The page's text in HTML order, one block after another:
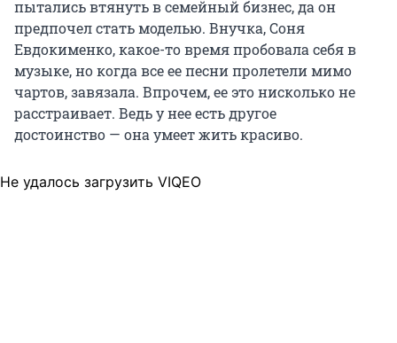
пытались втянуть в семейный бизнес, да он
предпочел стать моделью. Внучка, Соня
Евдокименко, какое-то время пробовала себя в
музыке, но когда все ее песни пролетели мимо
чартов, завязала. Впрочем, ее это нисколько не
расстраивает. Ведь у нее есть другое
достоинство — она умеет жить красиво.
Не удалось загрузить VIQEO